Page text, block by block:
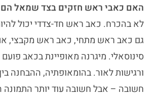
האם כאבי ראש חזקים בצד שמאל הם
לא בהכרח. כאב ראש חד-צדדי יכול
גם כאב ראש מתחי, כאב ראש מקבצי,
סינוסאלי. מיגרנה מאופיינת בכאב
ורגישות לאור. בהומאופתיה, ההבחנה
חשובה – אבל חשובה עוד יותר